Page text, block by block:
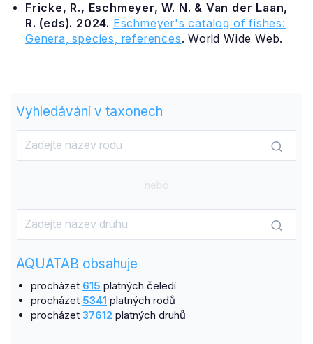
Fricke, R., Eschmeyer, W. N. & Van der Laan,
R. (eds). 2024. Eschmeyer's catalog of fishes:
Genera, species, references. World Wide Web.
Vyhledávání v taxonech
nebo
AQUATAB obsahuje
procházet 615 platných čeledí
procházet 5341 platných rodů
procházet 37612 platných druhů